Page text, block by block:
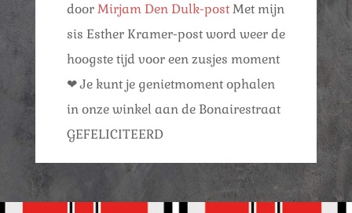
doorMirjam Den Dulk-postMet mijn
sis Esther Kramer-post word weer de
hoogste tijd voor een zusjes moment
❤ Je kunt je genietmoment ophalen
in onze winkel aan de Bonairestraat
GEFELICITEERD